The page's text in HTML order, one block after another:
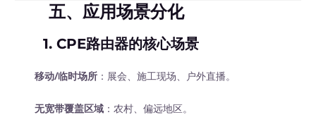
五、应用场景分化
1.CPE路由器的核心场景
移动/临时场所 ：展会、施工现场、户外直播。
无宽带覆盖区域 ：农村、偏远地区。